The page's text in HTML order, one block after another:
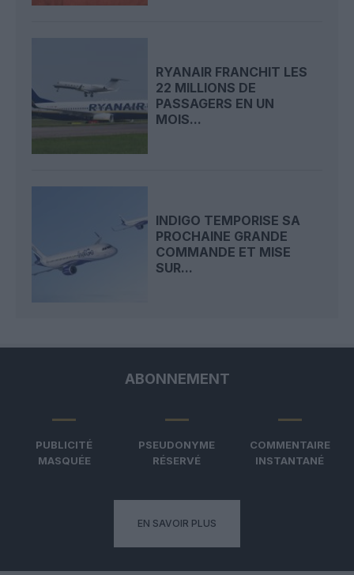
RYANAIR FRANCHIT LES
22 MILLIONS DE
PASSAGERS EN UN
MOIS...
INDIGO TEMPORISE SA
PROCHAINE GRANDE
COMMANDE ET MISE
SUR...
ABONNEMENT
PUBLICITÉ
MASQUÉE
PSEUDONYME
RÉSERVÉ
COMMENTAIRE
INSTANTANÉ
EN SAVOIR PLUS